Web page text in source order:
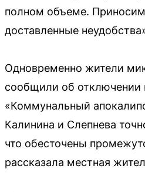
полном объеме. Приносим
доставленные
Одновременно жители
сообщили об отключении
«Коммунальный
Калинина и Слепнева
что обесточены
рассказала местная